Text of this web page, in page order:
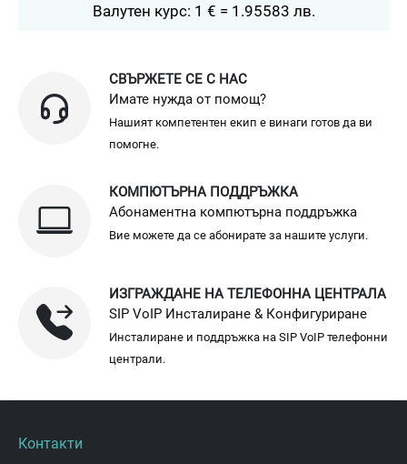
Валутен курс: 1 € = 1.95583 лв.
СВЪРЖЕТЕ СЕ С НАС
Имате нужда от помощ?
Нашият компетентен екип е винаги готов да ви
помогне.
КОМПЮТЪРНА ПОДДРЪЖКА
Абонаментна компютърна поддръжка
Вие можете да се абонирате за нашите услуги.
ИЗГРАЖДАНЕ НА ТЕЛЕФОННА ЦЕНТРАЛА
SIP VoIP Инсталиране & Конфигуриране
Инсталиране и поддръжка на SIP VoIP телефонни
централи.
Контакти